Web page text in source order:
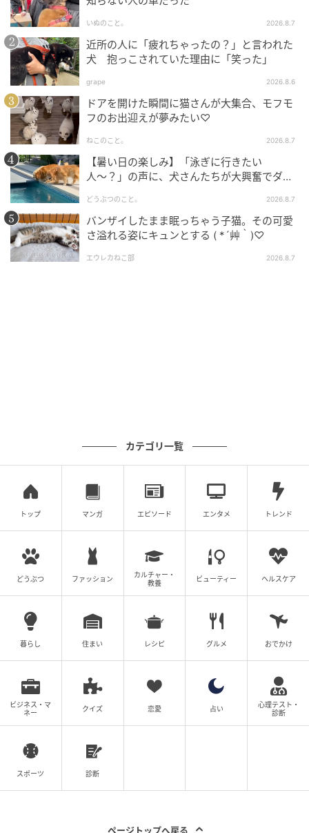
【番組概要】
■番組タイトル『オールナイトニッポンPODCAST さ
としおあちぇとぺぺ-餃子オンザライス-』
■パーソナリティ：佐藤栞里
■配信日時：毎週日曜18時ごろ配信
■番組X：@gyoza_rice_annp
◆配信先：radiko、ニッポン放送PODCAST
STATION(https://podcast.1242.com
◆配信先URL：
https://radiko.jp/podcast/channels/c8524951-7dc4-
4ad1-aa4d-351d239da28b?share=1
元記事で読む
次の記事
いぬのこと。 2026.8.7
近所の人に「疲れちゃったの？」と言われた
犬 抱っこされていた理由に「笑った」
grape 2026.8.6
ドアを開けた瞬間に猫さんが大集合、モフモ
フのお出迎えが夢みたい♡
ねこのこと。 2026.8.7
【暑い日の楽しみ】「泳ぎに行きたい
人〜？」の声に、犬さんたちが大興奮でダッ
どうぶつのこと。 2026.8.7
バンザイしたまま眠っちゃう子猫。その可愛
さ溢れる姿にキュンとする ( *´艸｀)♡
エウレカねこ部 2026.8.7
カテゴリ一覧
トップ マンガ エピソード エンタメ トレンド
どうぶつ ファッション
カルチャー・
教養
ビューティー ヘルスケア
暮らし 住まい レシピ グルメ おでかけ
ビジネス・マ
ネー
クイズ 恋愛 占い
心理テスト・
診断
スポーツ 診断
ページトップへ戻る